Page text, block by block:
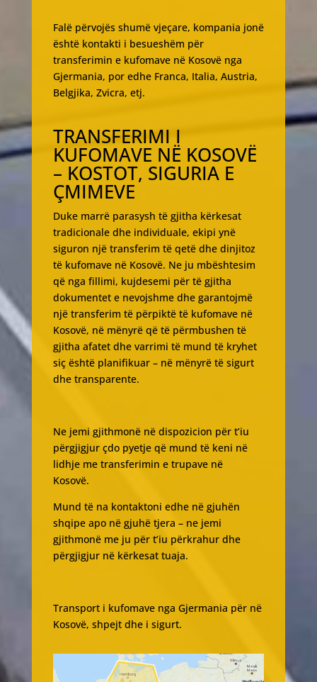
Falë përvojës shumë vjeçare, kompania jonë
është kontakti i besueshëm për
transferimin e kufomave në Kosovë nga
Gjermania, por edhe Franca, Italia, Austria,
Belgjika, Zvicra, etj.
TRANSFERIMI I
KUFOMAVE NË KOSOVË
– KOSTOT, SIGURIA E
ÇMIMEVE
Duke marrë parasysh të gjitha kërkesat
tradicionale dhe individuale, ekipi ynë
siguron një transferim të qetë dhe dinjitoz
të kufomave në Kosovë. Ne ju mbështesim
që nga fillimi, kujdesemi për të gjitha
dokumentet e nevojshme dhe garantojmë
një transferim të përpiktë të kufomave në
Kosovë, në mënyrë që të përmbushen të
gjitha afatet dhe varrimi të mund të kryhet
siç është planifikuar – në mënyrë të sigurt
dhe transparente.
Ne jemi gjithmonë në dispozicion për t’iu
përgjigjur çdo pyetje që mund të keni në
lidhje me transferimin e trupave në
Kosovë.
Mund të na kontaktoni edhe në gjuhën
shqipe apo në gjuhë tjera – ne jemi
gjithmonë me ju për t’iu përkrahur dhe
përgjigjur në kërkesat tuaja.
Transport i kufomave nga Gjermania për në
Kosovë, shpejt dhe i sigurt.